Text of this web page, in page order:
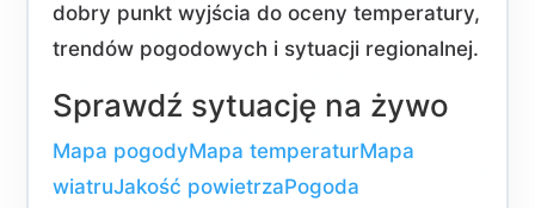
dobry punkt wyjścia do oceny temperatury,
trendów pogodowych i sytuacji regionalnej.
Sprawdź sytuację na żywo
Mapa pogodyMapa temperaturMapa
wiatruJakość powietrzaPogoda